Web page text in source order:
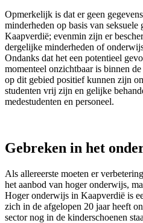
Opmerkelijk is dat er geen
minderheden op basis van
Kaapverdië; evenmin zijn er
dergelijke minderheden of
Ondanks dat het een potentieel
momenteel onzichtbaar is binnen
op dit gebied positief kunnen zijn
studenten vrij zijn en gelijke
medestudenten en personeel.
Gebreken in het
Als allereerste moeten er
het aanbod van hoger onderwijs,
Hoger onderwijs in Kaapverdië is
zich in de afgelopen 20 jaar heeft
sector nog in de kinderschoenen